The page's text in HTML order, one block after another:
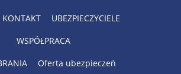
KONTAKT UBEZPIECZYCIELE
WSPÓŁPRACA
Oferta ubezpieczeń